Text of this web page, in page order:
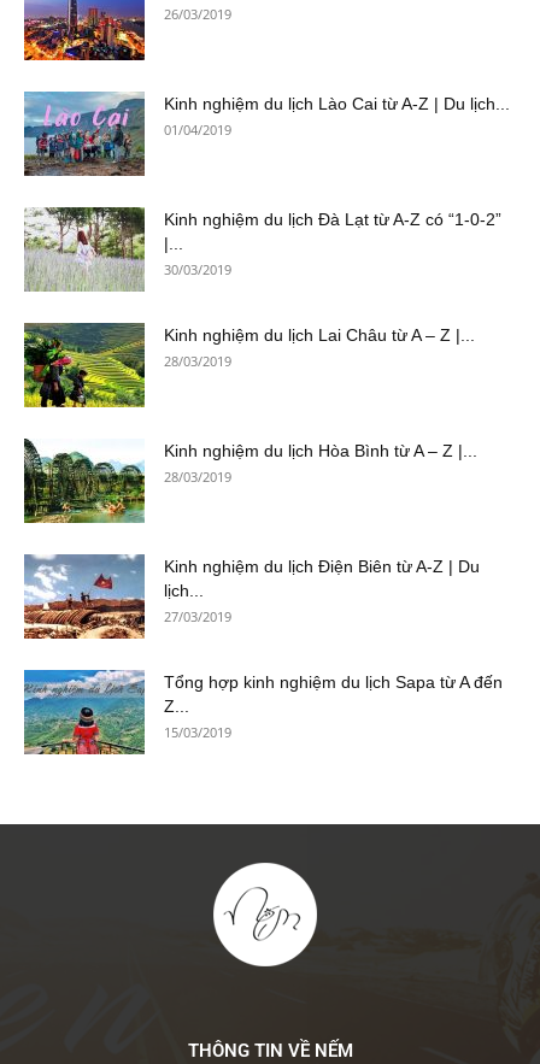
26/03/2019
Kinh nghiệm du lịch Lào Cai từ A-Z | Du lịch...
01/04/2019
Kinh nghiệm du lịch Đà Lạt từ A-Z có “1-0-2”
|...
30/03/2019
Kinh nghiệm du lịch Lai Châu từ A – Z |...
28/03/2019
Kinh nghiệm du lịch Hòa Bình từ A – Z |...
28/03/2019
Kinh nghiệm du lịch Điện Biên từ A-Z | Du
lịch...
27/03/2019
Tổng hợp kinh nghiệm du lịch Sapa từ A đến
Z...
15/03/2019
THÔNG TIN VỀ NẾM